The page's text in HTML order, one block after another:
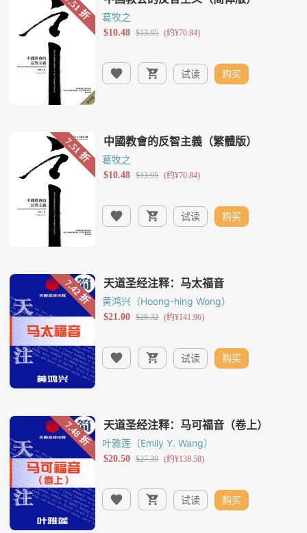
葛牧之
试读 购买
葛牧之
试读 购买
黄鸿兴（Hoong-hing Wong）
试读 购买
叶雅莲（Emily Y. Wang）
试读 购买